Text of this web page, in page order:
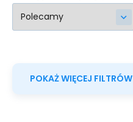
POKAŻ WIĘCEJ FILTRÓW